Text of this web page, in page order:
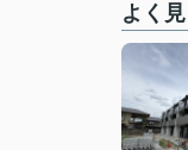
よく